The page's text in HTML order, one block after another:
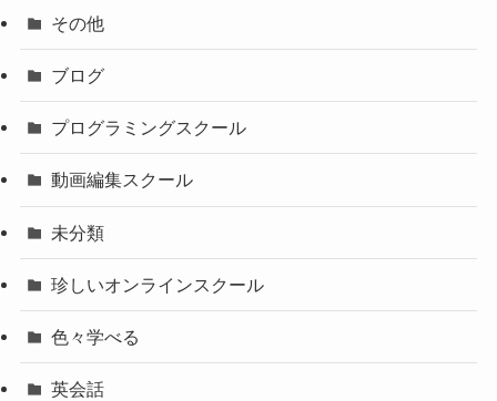
その他
ブログ
プログラミングスクール
動画編集スクール
未分類
珍しいオンラインスクール
色々学べる
英会話